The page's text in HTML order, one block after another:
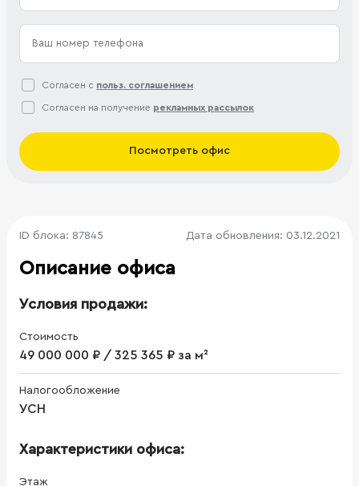
Согласен с польз. соглашением
Согласен на получение рекламных рассылок
Посмотреть офис
ID блока: 87845 Дата обновления: 03.12.2021
Описание офиса
Условия продажи:
Стоимость
49 000 000 ₽ / 325 365 ₽ за м²
Налогообложение
УСН
Характеристики офиса:
Этаж